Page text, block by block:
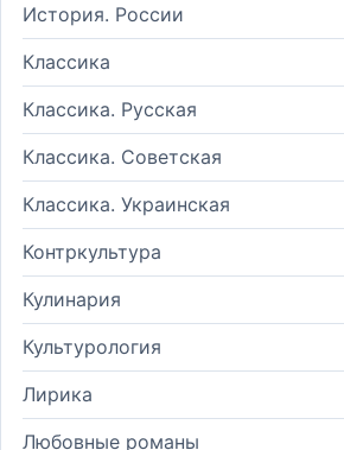
История. России
Классика
Классика. Русская
Классика. Советская
Классика. Украинская
Контркультура
Кулинария
Культурология
Лирика
Любовные романы